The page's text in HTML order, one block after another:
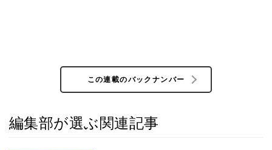
この連載のバックナンバー
編集部が選ぶ関連記事